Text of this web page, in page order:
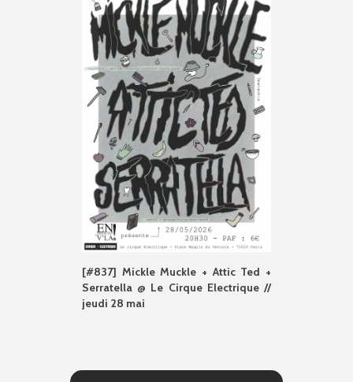
[#837] Mickle Muckle + Attic Ted +
Serratella @ Le Cirque Electrique //
jeudi 28 mai